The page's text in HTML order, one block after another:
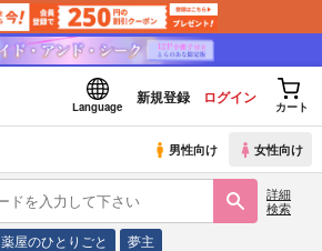
Language
新規登録 ログイン
カート
男性向け 女性向け
詳細
検索
薬屋のひとりごと 夢主